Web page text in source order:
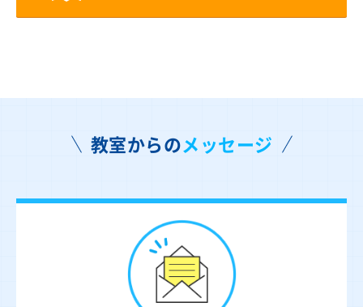
教室からのメッセージ